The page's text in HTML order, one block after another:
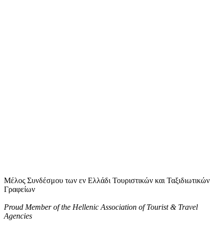
Μέλος Συνδέσμου των εν Ελλάδι Τουριστικών και Ταξιδιωτικών
Γραφείων
Proud Member of the Hellenic Association of Tourist & Travel
Agencies